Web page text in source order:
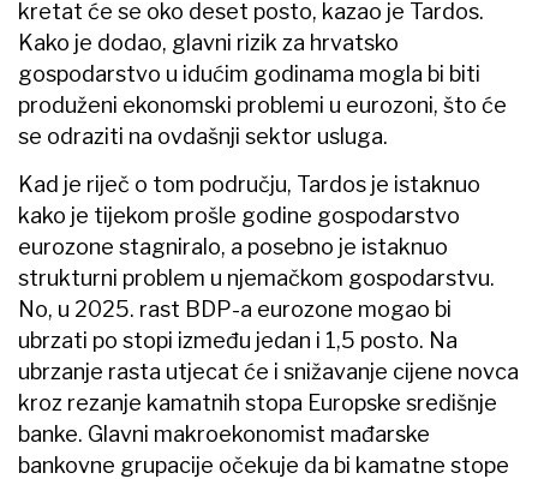
kretat će se oko deset posto, kazao je Tardos.
Kako je dodao, glavni rizik za hrvatsko
gospodarstvo u idućim godinama mogla bi biti
produženi ekonomski problemi u eurozoni, što će
se odraziti na ovdašnji sektor usluga.
Kad je riječ o tom području, Tardos je istaknuo
kako je tijekom prošle godine gospodarstvo
eurozone stagniralo, a posebno je istaknuo
strukturni problem u njemačkom gospodarstvu.
No, u 2025. rast BDP-a eurozone mogao bi
ubrzati po stopi između jedan i 1,5 posto. Na
ubrzanje rasta utjecat će i snižavanje cijene novca
kroz rezanje kamatnih stopa Europske središnje
banke. Glavni makroekonomist mađarske
bankovne grupacije očekuje da bi kamatne stope